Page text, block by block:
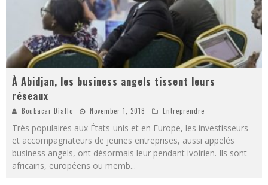
À Abidjan, les business angels tissent leurs
réseaux
Boubacar Diallo November 1, 2018 Entreprendre
Très populaires aux États-unis et en Europe, les investisseurs
et accompagnateurs de jeunes entreprises, aussi appelés
business angels, ont désormais leur pendant ivoirien. Ils sont
africains, européens ou memb...